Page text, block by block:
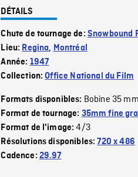
DÉTAILS
Chute de tournage de: Snowbound
Lieu: Regina, Montréal
Année: 1947
Collection:Office National du Film
Formats disponibles: Bobine 35 mm
Format de tournage: 35mm fine
Format de l'image:4/3
Résolutions disponibles:720 x 486
Cadence: 29.97